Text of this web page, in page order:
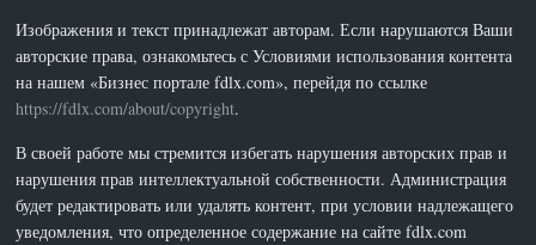
Изображения и текст принадлежат авторам. Если нарушаются Ваши
авторские права, ознакомьтесь с Условиями использования контента
на нашем «Бизнес портале fdlx.com», перейдя по ссылке
https://fdlx.com/about/copyright.
В своей работе мы стремится избегать нарушения авторских прав и
нарушения прав интеллектуальной собственности. Администрация
будет редактировать или удалять контент, при условии надлежащего
уведомления, что определенное содержание на сайте fdlx.com